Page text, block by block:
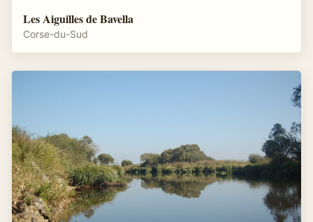
Les Aiguilles de Bavella
Corse-du-Sud